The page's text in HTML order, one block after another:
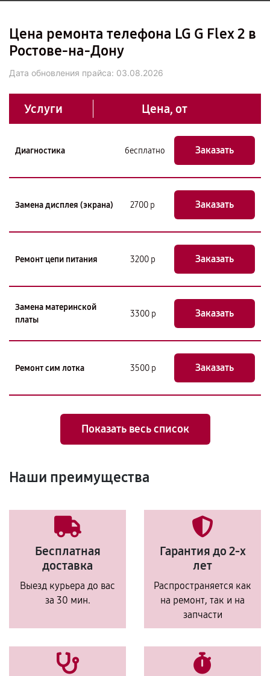
Цена ремонта телефона LG G Flex 2 в
Ростове-на-Дону
Дата обновления прайса: 03.08.2026
Услуги Цена, от
Диагностика бесплатно Заказать
Замена дисплея (экрана) 2700 р Заказать
Ремонт цепи питания 3200 р Заказать
Замена материнской
платы
3300 р Заказать
Ремонт сим лотка 3500 р Заказать
Показать весь список
Наши преимущества
Бесплатная
доставка
Выезд курьера до вас
за 30 мин.
Гарантия до 2-х
лет
Распространяется как
на ремонт, так и на
запчасти